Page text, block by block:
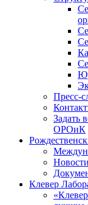
Пресс-
Задать
ОРОиК
Клевер